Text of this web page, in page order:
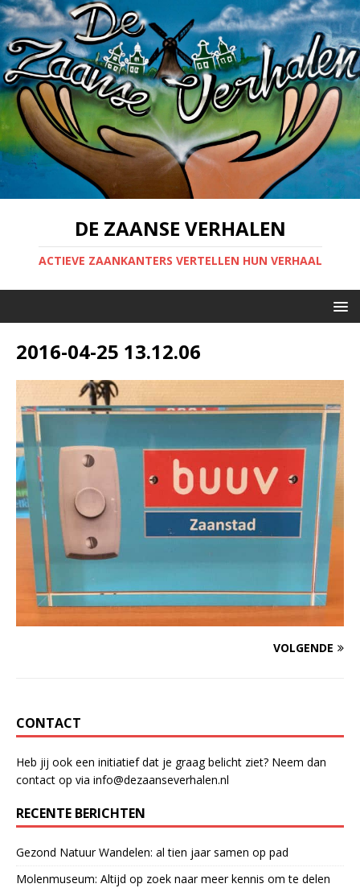
DE ZAANSE VERHALEN
ACTIEVE ZAANKANTERS VERTELLEN HUN VERHAAL
2016-04-25 13.12.06
VOLGENDE
CONTACT
Heb jij ook een initiatief dat je graag belicht ziet? Neem dan
contact op via info@dezaanseverhalen.nl
RECENTE BERICHTEN
Gezond Natuur Wandelen: al tien jaar samen op pad
Molenmuseum: Altijd op zoek naar meer kennis om te delen